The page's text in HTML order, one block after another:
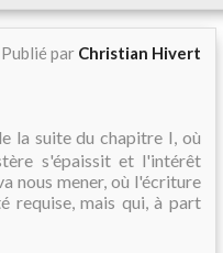
Publié par Christian Hivert
la suite du chapitre I, où
s'épaissit et l'intérêt
nous mener, où l'écriture
requise, mais qui, à part